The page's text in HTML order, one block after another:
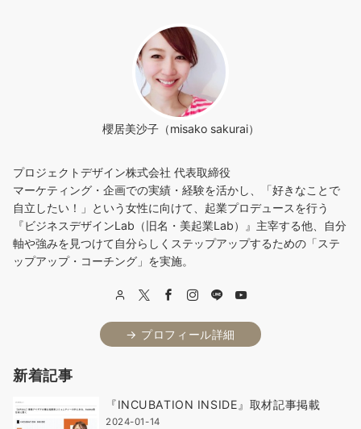
櫻居美沙子（misako sakurai）
プロジェクトデザイン株式会社 代表取締役
マーケティング・企画での実績・経験を活かし、「好きなことで
自立したい！」という女性に向けて、起業プロデュースを行う
『ビジネスデザインLab（旧名・美起業Lab）』主宰する他、自分
軸や強みを見つけて自分らしくステップアップするための「ステ
ップアップ・コーチング」を実施。
→ プロフィール詳細
新着記事
『INCUBATION INSIDE』取材記事掲載
2024-01-14